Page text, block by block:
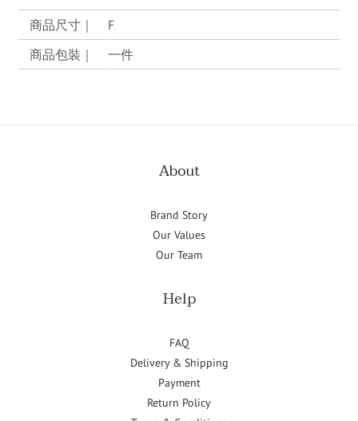
商品尺寸｜
F
商品包裝｜
一件
About
Brand Story
Our Values
Our Team
Help
FAQ
Delivery & Shipping
Payment
Return Policy